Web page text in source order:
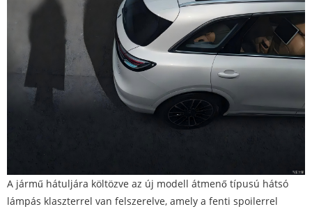
A jármű hátuljára költözve az új modell átmenő típusú hátsó
lámpás klaszterrel van felszerelve, amely a fenti spoilerrel